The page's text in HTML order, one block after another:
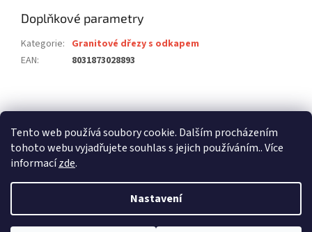
Tento web používá soubory cookie. Dalším procházením
tohoto webu vyjadřujete souhlas s jejich používáním.. Více
informacízde.
Nastavení
Doplňkové parametry
Kategorie: Granitové dřezy s odkapem
EAN: 8031873028893
á
stavební pouzdra SCRIGNO
Vytvořil Shoptet